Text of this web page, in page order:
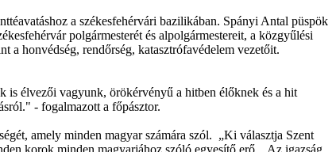
a székesfehérvári bazilikában. Spányi Antal püspök
polgármesterét és alpolgármestereit, a közgyűlési
a honvédség, rendőrség, katasztrófavédelem vezetőit.
is élvezői vagyunk, örökérvényű a hitben élőknek és a hit
- fogalmazott a főpásztor.
amely minden magyar számára szól. „Ki választja Szent
korok minden magyarjához szóló egyesítő erő... Az igazság